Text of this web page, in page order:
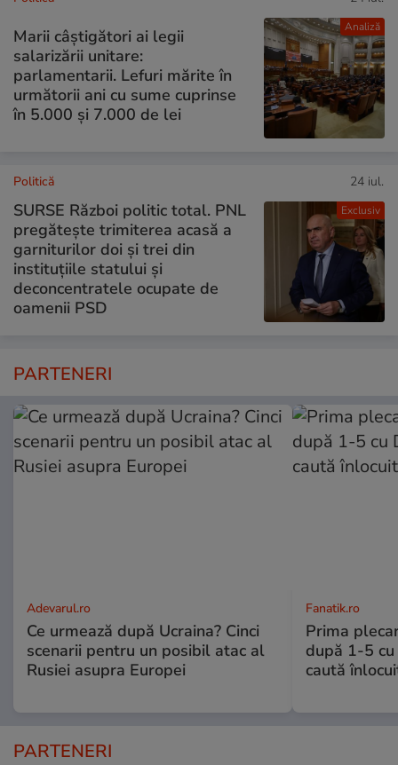
Analiză
Marii câștigători ai legii
salarizării unitare:
parlamentarii. Lefuri mărite în
următorii ani cu sume cuprinse
în 5.000 și 7.000 de lei
Exclusiv
Politică 24 iul.
SURSE Război politic total. PNL
pregătește trimiterea acasă a
garniturilor doi și trei din
instituțiile statului și
deconcentratele ocupate de
oamenii PSD
PARTENERI
Adevarul.ro
Ce urmează după Ucraina? Cinci
scenarii pentru un posibil atac al
Rusiei asupra Europei
Fanatik.ro
Prima
după 1-5
caută
PARTENERI